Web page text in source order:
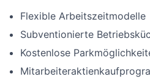
Flexible Arbeitszeitmodelle
Subventionierte
Kostenlose